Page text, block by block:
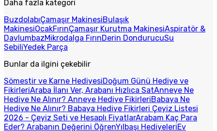
Daha fazla kategori
BuzdolabıÇamaşır MakinesiBulaşık
MakinesiOcakFırınÇamaşır Kurutma MakinesiAspiratör &
DavlumbazMikrodalga FırınDerin DondurucuSu
SebiliYedek Parça
Bunlar da ilgini çekebilir
Sömestir ve Karne HediyesiDoğum Günü Hediye ve
FikirleriAraba İlanı Ver, Arabanı Hızlıca SatAnneye Ne
Hediye Ne Alınır? Anneye Hediye FikirleriBabaya Ne
Hediye Ne Alınır? Babaya Hediye Fikirleri Çeyiz Listesi
2026 - Çeyiz Seti ve Hesaplı FiyatlarArabam Kaç Para
Eder? Arabanın Değerini ÖğrenYılbaşı HediyeleriEv